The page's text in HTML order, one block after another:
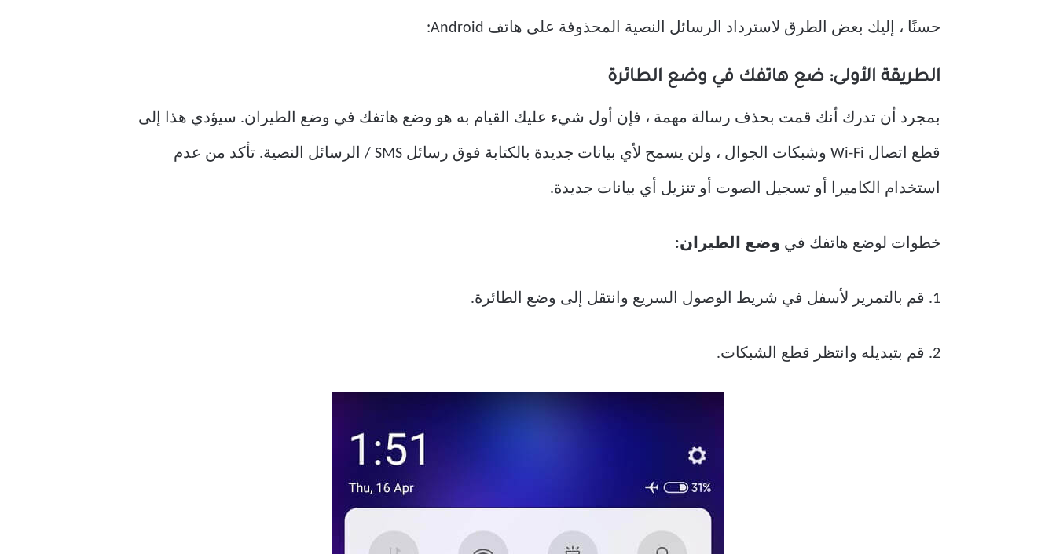
حسنًا ، إليك بعض الطرق لاسترداد الرسائل النصية المحذوفة على هاتف Android:
الطريقة الأولى: ضع هاتفك في وضع الطائرة
بمجرد أن تدرك أنك قمت بحذف رسالة مهمة ، فإن أول شيء عليك القيام به هو وضع هاتفك في وضع الطيران. سيؤدي هذا إلى
قطع اتصال Wi-Fi وشبكات الجوال ، ولن يسمح لأي بيانات جديدة بالكتابة فوق رسائل SMS / الرسائل النصية. تأكد من عدم
استخدام الكاميرا أو تسجيل الصوت أو تنزيل أي بيانات جديدة.
خطوات لوضع هاتفك في وضع الطيران:
1. قم بالتمرير لأسفل في شريط الوصول السريع وانتقل إلى وضع الطائرة.
2. قم بتبديله وانتظر قطع الشبكات.